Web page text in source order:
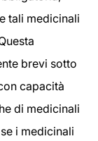
tali medicinali
brevi sotto
capacità
di medicinali
i medicinali